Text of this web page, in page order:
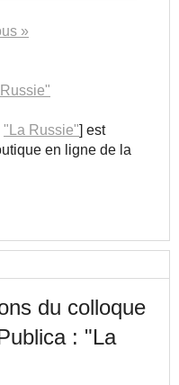
»
"La Russie"] est
en ligne de la
du colloque
: "La